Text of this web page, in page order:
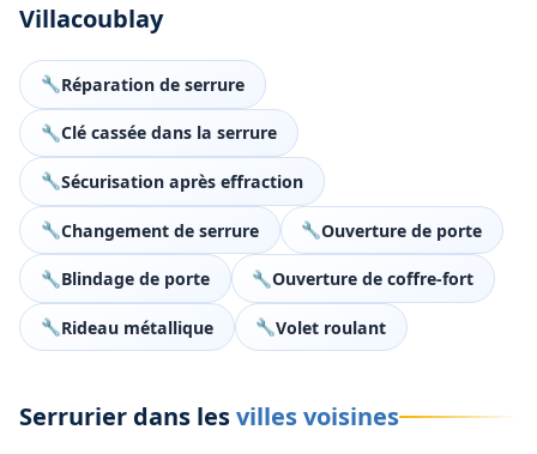
Villacoublay
Réparation de serrure
Clé cassée dans la serrure
Sécurisation après effraction
Changement de serrure Ouverture de porte
Blindage de porte Ouverture de coffre-fort
Rideau métallique Volet roulant
Serrurier dans lesvilles voisines